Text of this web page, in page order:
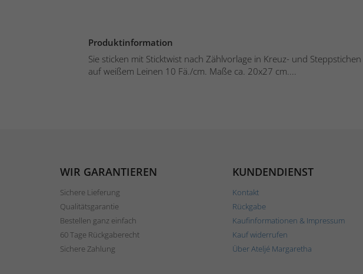
Produktinformation
Sie sticken mit Sticktwist nach Zählvorlage in Kreuz- und Steppstichen
auf weißem Leinen 10 Fä./cm. Maße ca. 20x27 cm....
WIR GARANTIEREN
Sichere Lieferung
Qualitätsgarantie
Bestellen ganz einfach
60 Tage Rückgaberecht
Sichere Zahlung
KUNDENDIENST
Kontakt
Rückgabe
Kaufinformationen & Impressum
Kauf widerrufen
Über Ateljé Margaretha